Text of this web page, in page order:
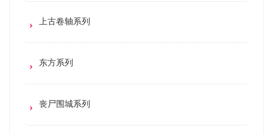
上古卷轴系列
东方系列
丧尸围城系列